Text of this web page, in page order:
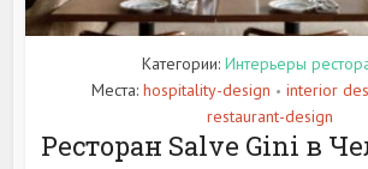
Категории: Интерьеры
Места: hospitality-design • interior
restaurant-design
Ресторан Salve Gini в